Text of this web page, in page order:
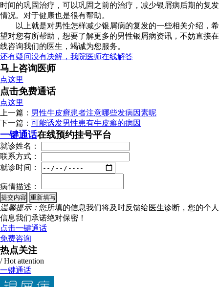
时间的巩固治疗，可以巩固之前的治疗，减少银屑病后期的复发
情况。对于健康也是很有帮助。
以上就是对男性怎样减少银屑病的复发的一些相关介绍，希
望对您有所帮助，想要了解更多的男性银屑病资讯，不妨直接在
线咨询我们的医生，竭诚为您服务。
还有疑问没有决解，我院医师在线解答
马上咨询医师
点这里
点击免费通话
点这里
上一篇： 男性牛皮癣患者注意哪些发病因素呢
下一篇： 可能诱发男性患有牛皮癣的病因
一键通话在线预约挂号平台
就诊姓名：
联系方式：
就诊时间：
病情描述：
温馨提示： 您所填的信息我们将及时反馈给医生诊断，您的个人
信息我们承诺绝对保密！
点击一键通话
免费咨询
热点关注
/ Hot attention
一键通话